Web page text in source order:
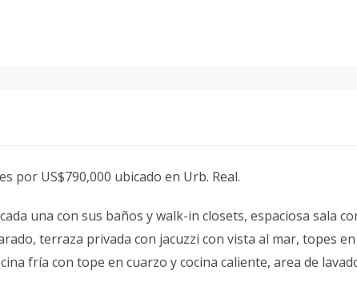
por US$790,000 ubicado en Urb. Real.
una con sus baños y walk-in closets, espaciosa sala
terraza privada con jacuzzi con vista al mar, topes en
fría con tope en cuarzo y cocina caliente, area de